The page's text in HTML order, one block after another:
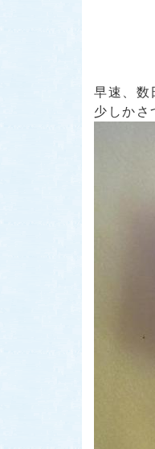
早速、数
少しかさ